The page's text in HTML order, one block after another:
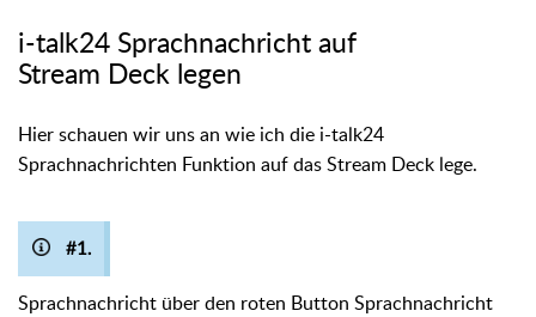
i-talk24 Sprachnachricht auf
Stream Deck legen
Hier schauen wir uns an wie ich die i-talk24
Sprachnachrichten Funktion auf das Stream Deck lege.
#1.
Sprachnachricht über den roten Button Sprachnachricht